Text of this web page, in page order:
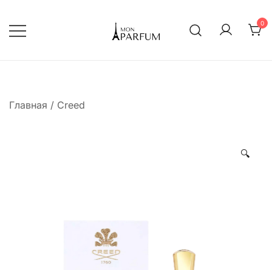
содержимому
0
Главная / Creed
🔍